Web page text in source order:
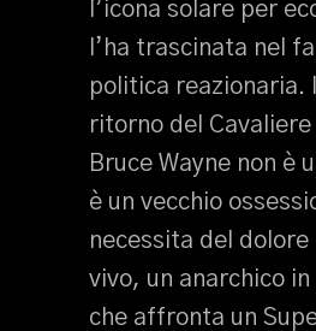
l’icona solare per
l’ha trascinata nel
politica reazionaria.
ritorno del Cavaliere
Bruce Wayne non è
è un vecchio
necessita del
vivo, un anarchico
che affronta un